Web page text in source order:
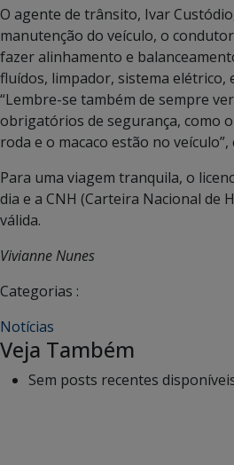
O agente de trânsito, Ivar
manutenção do veículo, o
fazer alinhamento e
fluídos, limpador, sistema elétrico,
“Lembre-se também de sempre
obrigatórios de segurança, como
roda e o macaco estão no veículo”,
Para uma viagem tranquila, o
dia e a CNH (Carteira Nacional de
válida.
Vivianne Nunes
Categorias :
Notícias
Veja Também
Sem posts recentes